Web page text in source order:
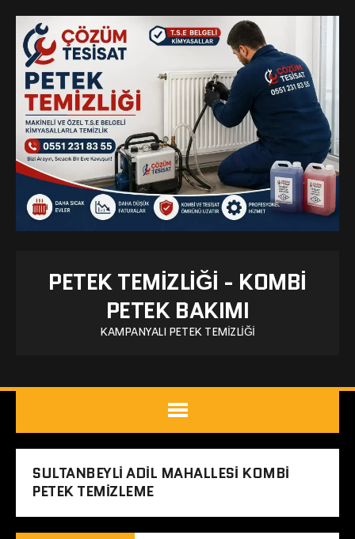
PETEK TEMIZLIĞI - KOMBI
PETEK BAKIMI
KAMPANYALI PETEK TEMIZLIĞI
SULTANBEYLI ADIL MAHALLESI KOMBI
PETEK TEMIZLEME